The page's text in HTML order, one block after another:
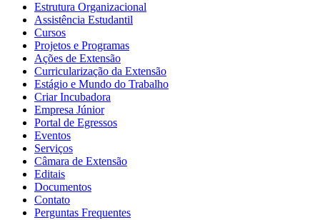
Estrutura Organizacional
Assistência Estudantil
Cursos
Projetos e Programas
Ações de Extensão
Curricularização da Extensão
Estágio e Mundo do Trabalho
Criar Incubadora
Empresa Júnior
Portal de Egressos
Eventos
Serviços
Câmara de Extensão
Editais
Documentos
Contato
Perguntas Frequentes